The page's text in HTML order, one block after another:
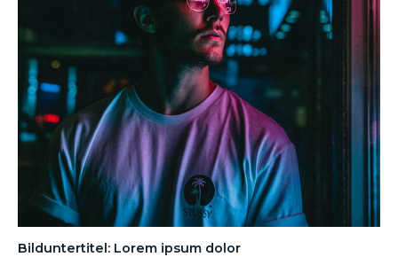
Bilduntertitel: Lorem ipsum dolor